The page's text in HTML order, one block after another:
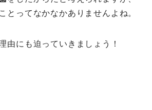
とってなかなかありませんよね。
由にも迫っていきましょう！